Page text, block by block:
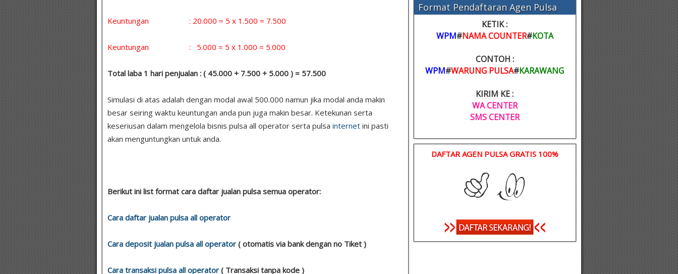
Keuntungan : 20.000 = 5 x 1.500 = 7.500
Keuntungan : 5.000 = 5 x 1.000 = 5.000
Total laba 1 hari penjualan : ( 45.000 + 7.500 + 5.000 ) = 57.500
Simulasi di atas adalah dengan modal awal 500.000 namun jika modal anda makin
besar seiring waktu keuntungan anda pun juga makin besar. Ketekunan serta
keseriusan dalam mengelola bisnis pulsa all operator serta pulsa internet ini pasti
akan menguntungkan untuk anda.
Berikut ini list format cara daftar jualan pulsa semua operator:
Cara daftar jualan pulsa all operator
Cara deposit jualan pulsa all operator ( otomatis via bank dengan no Tiket )
Cara transaksi pulsa all operator ( Transaksi tanpa kode )
Format Pendaftaran Agen Pulsa
KETIK :
WPM#NAMA COUNTER#KOTA
CONTOH :
WPM#WARUNG PULSA#KARAWANG
KIRIM KE :
WA CENTER
SMS CENTER
DAFTAR AGEN PULSA GRATIS 100%